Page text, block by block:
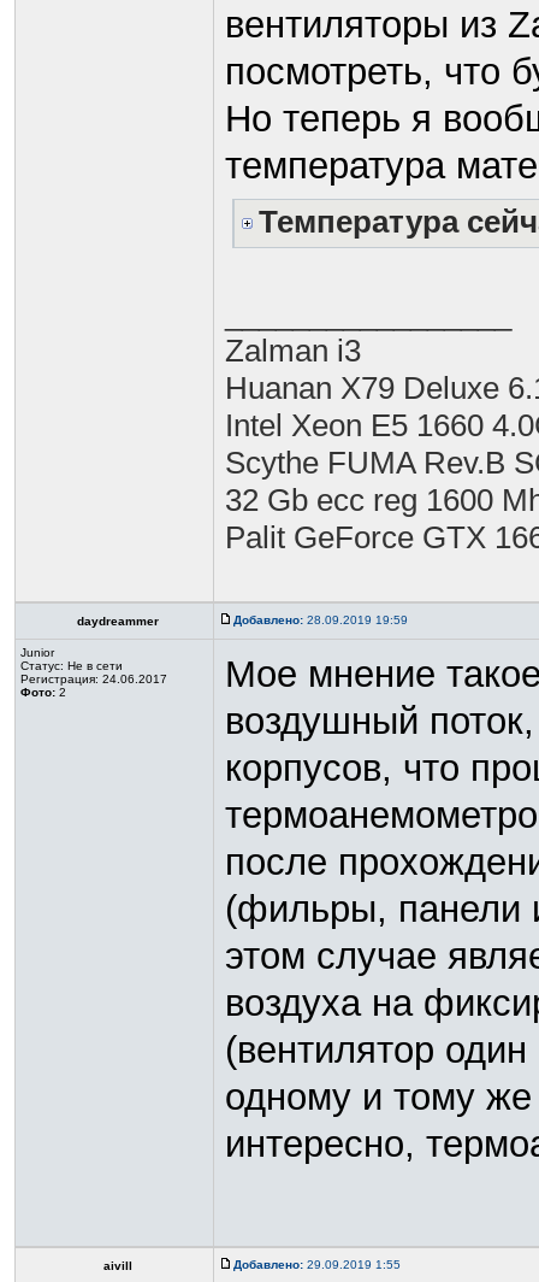
вентиляторы из
посмотреть, что
Но теперь я
температура
Температура
Zalman i3
Huanan X79 Deluxe
Intel Xeon E5 1660
Scythe FUMA Rev.B
32 Gb ecc reg 1600
Palit GeForce GTX
daydreammer Добавлено: 28.09.2019 19:59
Junior
Статус: Не в сети
Регистрация: 24.06.2017
Фото: 2
Мое мнение
воздушный
корпусов, что
после
(фильры, панели
этом случае
воздуха на
(вентилятор
одному и тому
интересно,
aivill Добавлено: 29.09.2019 1:55